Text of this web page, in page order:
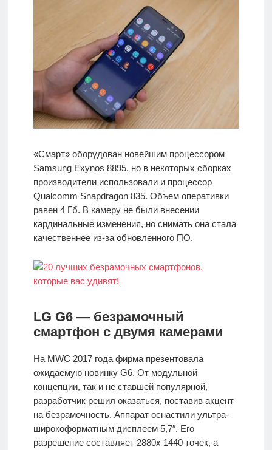
«Смарт» оборудован новейшим процессором
Samsung Exynos 8895, но в некоторых сборках
производители использовали и процессор
Qualcomm Snapdragon 835. Объем оперативки
равен 4 Гб. В камеру не были внесении
кардинальные изменения, но снимать она стала
качественнее из-за обновленного ПО.
LG G6 — безрамочный
смартфон с двумя камерами
На MWC 2017 года фирма презентовала
ожидаемую новинку G6. От модульной
концепции, так и не ставшей популярной,
разработчик решил оказаться, поставив акцент
на безрамочность. Аппарат оснастили ультра-
широкоформатным дисплеем 5,7″. Его
разрешение составляет 2880х 1440 точек, а